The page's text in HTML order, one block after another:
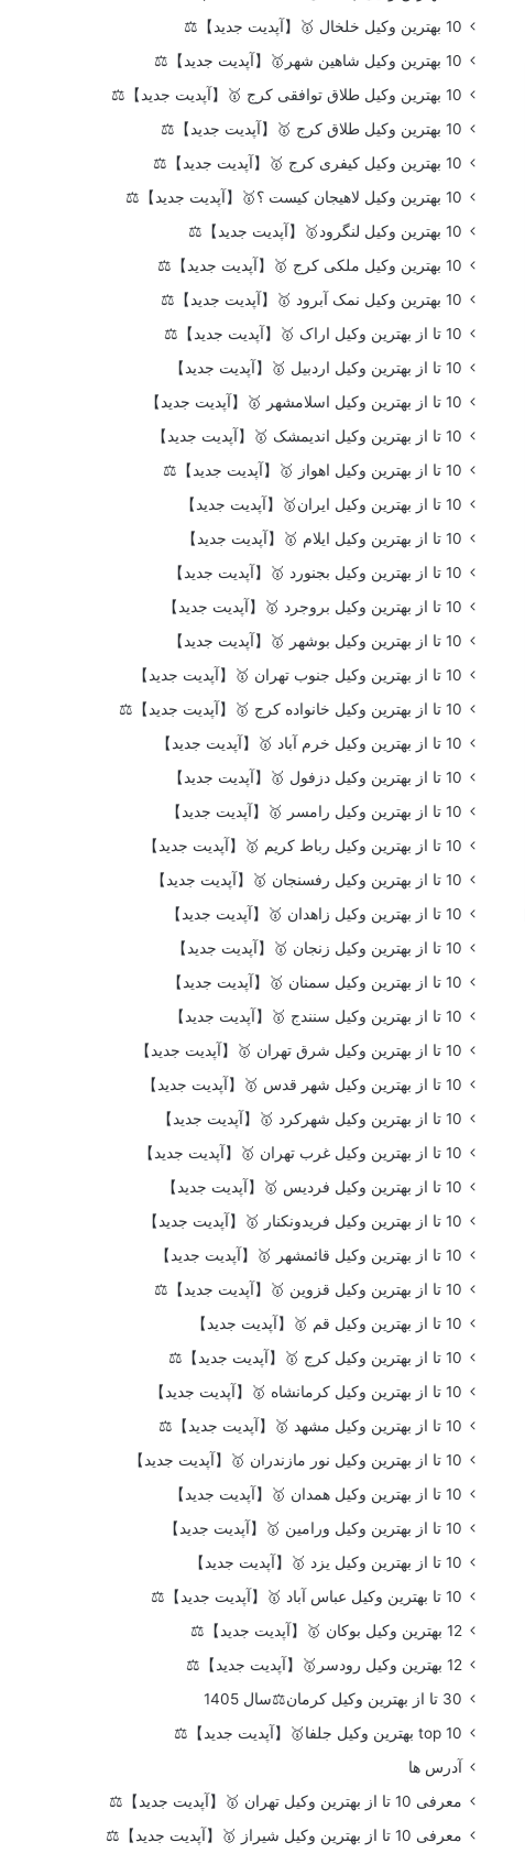
10 بهترین وکیل خلخال 🥇【آپدیت جدید】⚖️
10 بهترین وکیل شاهین شهر🥇【آپدیت جدید】⚖️
10 بهترین وکیل طلاق توافقی کرج 🥇【آپدیت جدید】⚖️
10 بهترین وکیل طلاق کرج 🥇【آپدیت جدید】⚖️
10 بهترین وکیل کیفری کرج 🥇【آپدیت جدید】⚖️
10 بهترین وکیل لاهیجان کیست ؟🥇【آپدیت جدید】⚖️
10 بهترین وکیل لنگرود🥇【آپدیت جدید】⚖️
10 بهترین وکیل ملکی کرج 🥇【آپدیت جدید】⚖️
10 بهترین وکیل نمک آبرود 🥇【آپدیت جدید】⚖️
10 تا از بهترین وکیل اراک 🥇【آپدیت جدید】⚖️
10 تا از بهترین وکیل اردبیل 🥇【آپدیت جدید】
10 تا از بهترین وکیل اسلامشهر 🥇【آپدیت جدید】
10 تا از بهترین وکیل اندیمشک 🥇【آپدیت جدید】
10 تا از بهترین وکیل اهواز 🥇【آپدیت جدید】⚖️
10 تا از بهترین وکیل ایران🥇【آپدیت جدید】
10 تا از بهترین وکیل ایلام 🥇【آپدیت جدید】
10 تا از بهترین وکیل بجنورد 🥇【آپدیت جدید】
10 تا از بهترین وکیل بروجرد 🥇【آپدیت جدید】
10 تا از بهترین وکیل بوشهر 🥇【آپدیت جدید】
10 تا از بهترین وکیل جنوب تهران 🥇【آپدیت جدید】
10 تا از بهترین وکیل خانواده کرج 🥇【آپدیت جدید】⚖️
10 تا از بهترین وکیل خرم آباد 🥇【آپدیت جدید】
10 تا از بهترین وکیل دزفول 🥇【آپدیت جدید】
10 تا از بهترین وکیل رامسر 🥇【آپدیت جدید】
10 تا از بهترین وکیل رباط کریم 🥇【آپدیت جدید】
10 تا از بهترین وکیل رفسنجان 🥇【آپدیت جدید】
10 تا از بهترین وکیل زاهدان 🥇【آپدیت جدید】
10 تا از بهترین وکیل زنجان 🥇【آپدیت جدید】
10 تا از بهترین وکیل سمنان 🥇【آپدیت جدید】
10 تا از بهترین وکیل سنندج 🥇【آپدیت جدید】
10 تا از بهترین وکیل شرق تهران 🥇【آپدیت جدید】
10 تا از بهترین وکیل شهر قدس 🥇【آپدیت جدید】
10 تا از بهترین وکیل شهرکرد 🥇【آپدیت جدید】
10 تا از بهترین وکیل غرب تهران 🥇【آپدیت جدید】
10 تا از بهترین وکیل فردیس 🥇【آپدیت جدید】
10 تا از بهترین وکیل فریدونکنار 🥇【آپدیت جدید】
10 تا از بهترین وکیل قائمشهر 🥇【آپدیت جدید】
10 تا از بهترین وکیل قزوین 🥇【آپدیت جدید】⚖️
10 تا از بهترین وکیل قم 🥇【آپدیت جدید】
10 تا از بهترین وکیل کرج 🥇【آپدیت جدید】⚖️
10 تا از بهترین وکیل کرمانشاه 🥇【آپدیت جدید】
10 تا از بهترین وکیل مشهد 🥇【آپدیت جدید】⚖️
10 تا از بهترین وکیل نور مازندران 🥇【آپدیت جدید】
10 تا از بهترین وکیل همدان 🥇【آپدیت جدید】
10 تا از بهترین وکیل ورامین 🥇【آپدیت جدید】
10 تا از بهترین وکیل یزد 🥇【آپدیت جدید】
10 تا بهترین وکیل عباس آباد 🥇【آپدیت جدید】⚖️
12 بهترین وکیل بوکان 🥇【آپدیت جدید】⚖️
12 بهترین وکیل رودسر🥇【آپدیت جدید】⚖️
30 تا از بهترین وکیل کرمان⚖️سال 1405
top 10 بهترین وکیل جلفا🥇【آپدیت جدید】⚖️
آدرس ها
معرفی 10 تا از بهترین وکیل تهران 🥇【آپدیت جدید】⚖️
معرفی 10 تا از بهترین وکیل شیراز 🥇【آپدیت جدید】⚖️